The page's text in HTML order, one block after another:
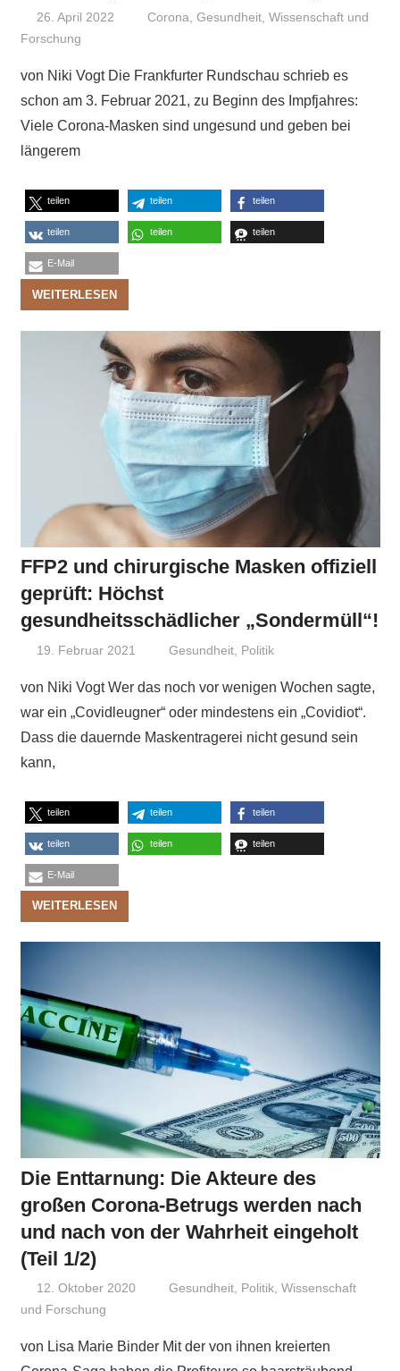
26. April 2022 Niki Vogt
Corona,Gesundheit,Wissenschaft und
Forschung
von Niki Vogt Die Frankfurter Rundschau schrieb es
schon am 3. Februar 2021, zu Beginn des Impfjahres:
Viele Corona-Masken sind ungesund und geben bei
längerem
teilen teilen teilen
teilen teilen teilen
E-Mail
WEITERLESEN
FFP2 und chirurgische Masken offiziell
geprüft: Höchst
gesundheitsschädlicher „Sondermüll“!
19. Februar 2021 Niki Vogt
Gesundheit Politik
von Niki Vogt Wer das noch vor wenigen Wochen sagte,
war ein „Covidleugner“ oder mindestens ein „Covidiot“.
Dass die dauernde Maskentragerei nicht gesund sein
kann,
teilen teilen teilen
teilen teilen teilen
E-Mail
WEITERLESEN
Die Enttarnung: Die Akteure des
großen Corona-Betrugs werden nach
und nach von der Wahrheit eingeholt
(Teil 1/2)
12. Oktober 2020 Niki Vogt
Gesundheit Politik ,Wissenschaft
und Forschung
von Lisa Marie Binder Mit der von ihnen kreierten